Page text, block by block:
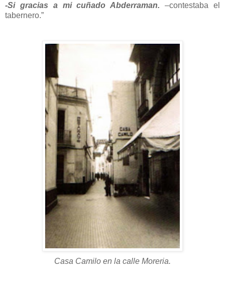
-Si gracias a mi cuñado Abderraman. –contestaba el
tabernero.”
Casa Camilo en la calle Moreria.